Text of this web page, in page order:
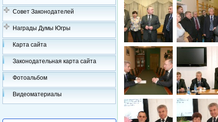
Совет Законодателей
Награды Думы Югры
Карта сайта
Законодательная карта сайта
Фотоальбом
Видеоматериалы